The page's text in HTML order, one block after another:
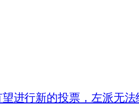
进行新的投票，左派无法